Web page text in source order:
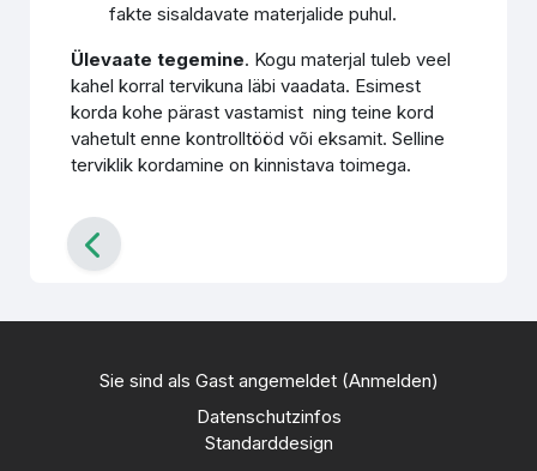
fakte sisaldavate materjalide puhul.
Ülevaate tegemine. Kogu materjal tuleb veel
kahel korral tervikuna läbi vaadata. Esimest
korda kohe pärast vastamist ning teine kord
vahetult enne kontrolltööd või eksamit. Selline
terviklik kordamine on kinnistava toimega.
Sie sind als Gast angemeldet (Anmelden)
Datenschutzinfos
Standarddesign